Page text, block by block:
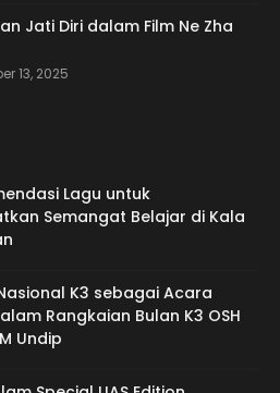
Jati Diri dalam Film Ne Zha
13, 2025
Lagu untuk
Semangat Belajar di Kala
K3 sebagai Acara
Rangkaian Bulan K3 OSH
Undip